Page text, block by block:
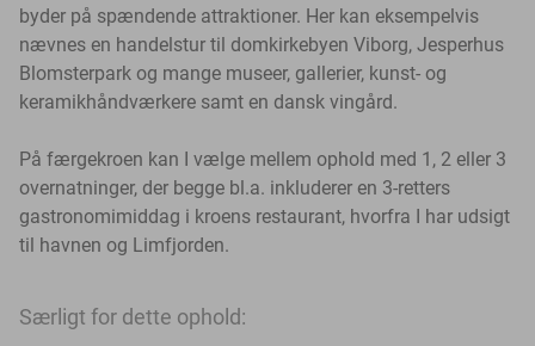
byder på spændende attraktioner. Her kan eksempelvis
nævnes en handelstur til domkirkebyen Viborg, Jesperhus
Blomsterpark og mange museer, gallerier, kunst- og
keramikhåndværkere samt en dansk vingård.
På færgekroen kan I vælge mellem ophold med 1, 2 eller 3
overnatninger, der begge bl.a. inkluderer en 3-retters
gastronomimiddag i kroens restaurant, hvorfra I har udsigt
til havnen og Limfjorden.
Særligt for dette ophold: